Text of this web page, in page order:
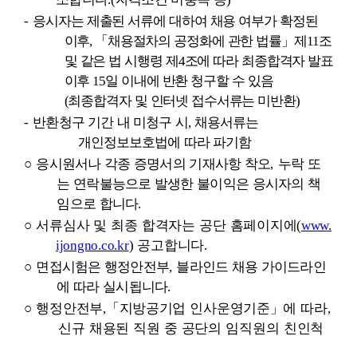
- 응시자는 제출된 서류에 대하여 채용 여부가 확정된
이후, 「 채용절차의 공정화에 관한 법률」 제11조
및 같은 법 시행령 제4조에 따라 최종합격자 발표
이후 15일 이내에 반환 청구할 수 있음
(최종합격자 및 인터넷 접수서류는 미반환)
- 반환청구 기간 내 미청구 시, 채용서류는
개인정보보호법에 따라 파기함
○ 응시원서나 각종 증명서의 기재사항 착오, 누락 또
는 연락불능으로 발생한 불이익은 응시자의 책
임으로 합니다.
○ 서류심사 및 최종 합격자는 공단 홈페이지에(www.
ijongno.co.kr) 공고합니다.
○ 면접시험은 행정안전부, 블라인드 채용 가이드라인
에 따라 실시됩니다.
○ 행정안전부,「 지방공기업 인사운영기준 」 에 따라,
신규 채용된 직원 중 공단의 임직원의 친인척